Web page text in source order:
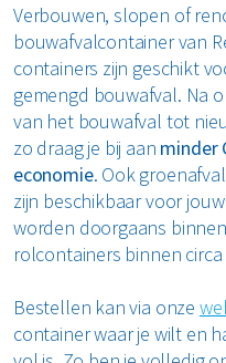
Verbouwen, slopen of
bouwafvalcontainer van
containers zijn geschikt
gemengd bouwafval. Na
van het bouwafval tot
zo draag je bij aan minder
economie. Ook
zijn beschikbaar voor
worden doorgaans
rolcontainers binnen
Bestellen kan via onze
container waar je wilt en